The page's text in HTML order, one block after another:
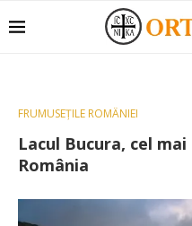
FRUMUSEȚILE ROMÂNIEI
Lacul Bucura, cel
România